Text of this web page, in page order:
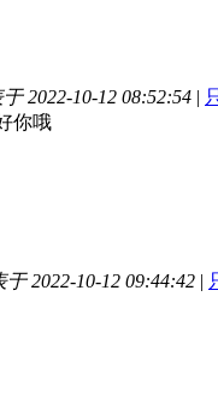
2022-10-12 08:52:54 |
你哦
于 2022-10-12 09:44:42 |